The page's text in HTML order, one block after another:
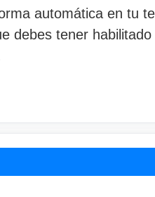
automática en tu
debes tener